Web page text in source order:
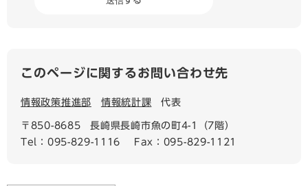
このページに関するお問い合わせ先
情報政策推進部 情報統計課 代表
〒850-8685
長崎県長崎市魚の町4-1（7階）
Tel：095-829-1116
Fax：095-829-1121